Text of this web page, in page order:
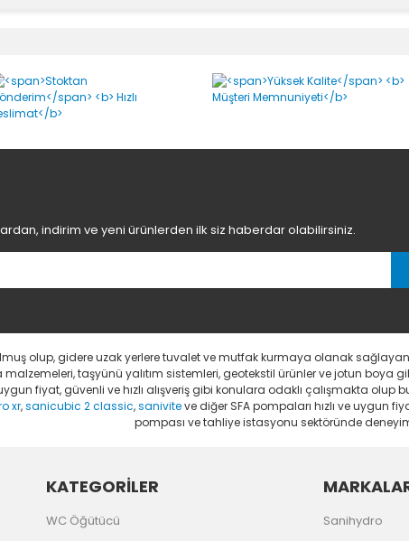
Bu ürüne ilk yorumu siz yapın!
indirim ve yeni ürünlerden ilk siz haberdar olabilirsiniz.
olup, gidere uzak yerlere tuvalet ve mutfak kurmaya olanak
malzemeleri, taşyünü yalıtım sistemleri, geotekstil ürünler ve jotun
fiyat, güvenli ve hızlı alışveriş gibi konulara odaklı çalışmakta
xr,sanicubic 2 classic,saniviteve diğer SFA pompaları hızlı ve uygun
pompası ve tahliye istasyonu sektöründe
KATEGORİLER
WC Öğütücü
Sanihydro